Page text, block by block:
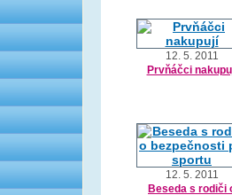
12. 5. 2011
Prvňáčci
12. 5. 2011
Beseda s rodiči